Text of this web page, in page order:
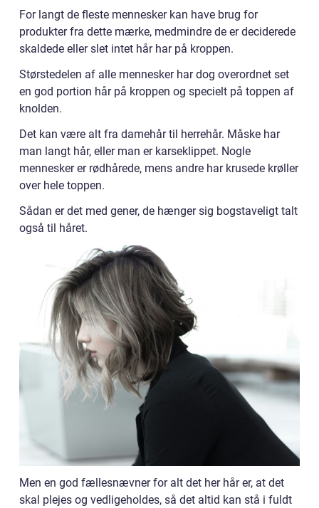
For langt de fleste mennesker kan have brug for
produkter fra dette mærke, medmindre de er deciderede
skaldede eller slet intet hår har på kroppen.
Størstedelen af alle mennesker har dog overordnet set
en god portion hår på kroppen og specielt på toppen af
knolden.
Det kan være alt fra damehår til herrehår. Måske har
man langt hår, eller man er karseklippet. Nogle
mennesker er rødhårede, mens andre har krusede krøller
over hele toppen.
Sådan er det med gener, de hænger sig bogstaveligt talt
også til håret.
Men en god fællesnævner for alt det her hår er, at det
skal plejes og vedligeholdes, så det altid kan stå i fuldt